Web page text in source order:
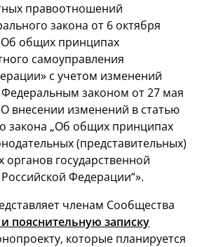
правоотношений
закона от 6 октября
общих принципах
самоуправления
с учетом изменений
законом от 27 мая
внесении изменений в статью
закона „Об общих принципах
(представительных)
органов государственной
Федерации“».
членам Сообщества
пояснительную записку
которые планируется